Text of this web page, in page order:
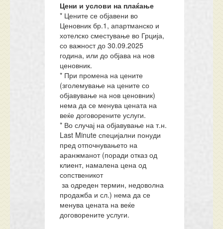
Цени и услови на плаќање
* Цените се објавени во
Ценовник бр.1, апартманско и
хотелско сместување во Грција,
со важност до 30.09.2025
година, или до објава на нов
ценовник.
* При промена на цените
(зголемување на цените со
објавување на нов ценовник)
нема да се менува цената на
веќе договорените услуги.
* Во случај на објавување на т.н.
Last Minute специјални понуди
пред отпочнувањето на
аранжманот (поради отказ од
клиент, намалена цена од
сопственикот
за одреден термин, недоволна
продажба и сл.) нема да се
менува цената на веќе
договорените услуги.